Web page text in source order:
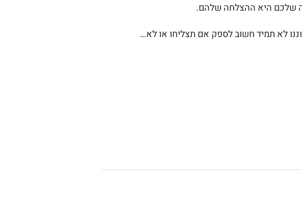
שלכם היא ההצלחה שלהם.
לא תמיד חשוב לספק אם תצליחו או לא…